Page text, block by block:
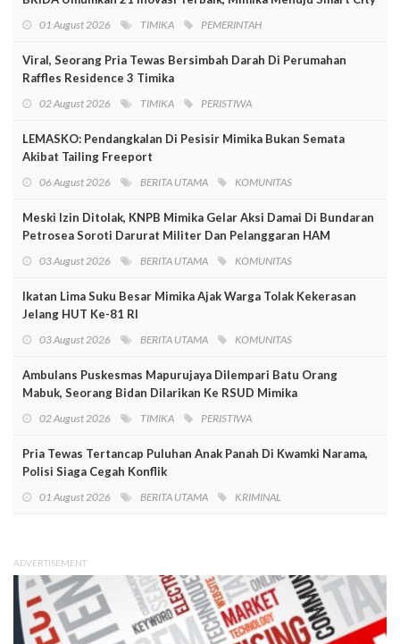
01 August 2026 TIMIKA PEMERINTAH
Viral, Seorang Pria Tewas Bersimbah Darah Di Perumahan
Raffles Residence 3 Timika
02 August 2026 TIMIKA PERISTIWA
LEMASKO: Pendangkalan Di Pesisir Mimika Bukan Semata
Akibat Tailing Freeport
06 August 2026 BERITA UTAMA KOMUNITAS
Meski Izin Ditolak, KNPB Mimika Gelar Aksi Damai Di Bundaran
Petrosea Soroti Darurat Militer Dan Pelanggaran HAM
03 August 2026 BERITA UTAMA KOMUNITAS
Ikatan Lima Suku Besar Mimika Ajak Warga Tolak Kekerasan
Jelang HUT Ke-81 RI
03 August 2026 BERITA UTAMA KOMUNITAS
Ambulans Puskesmas Mapurujaya Dilempari Batu Orang
Mabuk, Seorang Bidan Dilarikan Ke RSUD Mimika
02 August 2026 TIMIKA PERISTIWA
Pria Tewas Tertancap Puluhan Anak Panah Di Kwamki Narama,
Polisi Siaga Cegah Konflik
01 August 2026 BERITA UTAMA KRIMINAL
ADVERTISEMENT